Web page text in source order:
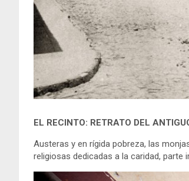
EL RECINTO: RETRATO DEL
Austeras y en rígida pobreza, las
religiosas dedicadas a la caridad,